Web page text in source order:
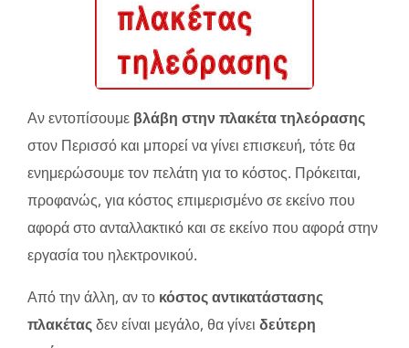
Αν εντοπίσουμε βλάβη στην πλακέτα τηλεόρασης
στον Περισσό και μπορεί να γίνει επισκευή, τότε θα
ενημερώσουμε τον πελάτη για το κόστος. Πρόκειται,
προφανώς, για κόστος επιμερισμένο σε εκείνο που
αφορά στο ανταλλακτικό και σε εκείνο που αφορά στην
εργασία του ηλεκτρονικού.
Από την άλλη, αν το κόστος αντικατάστασης
πλακέταςδεν είναι μεγάλο, θα γίνει δεύτερη